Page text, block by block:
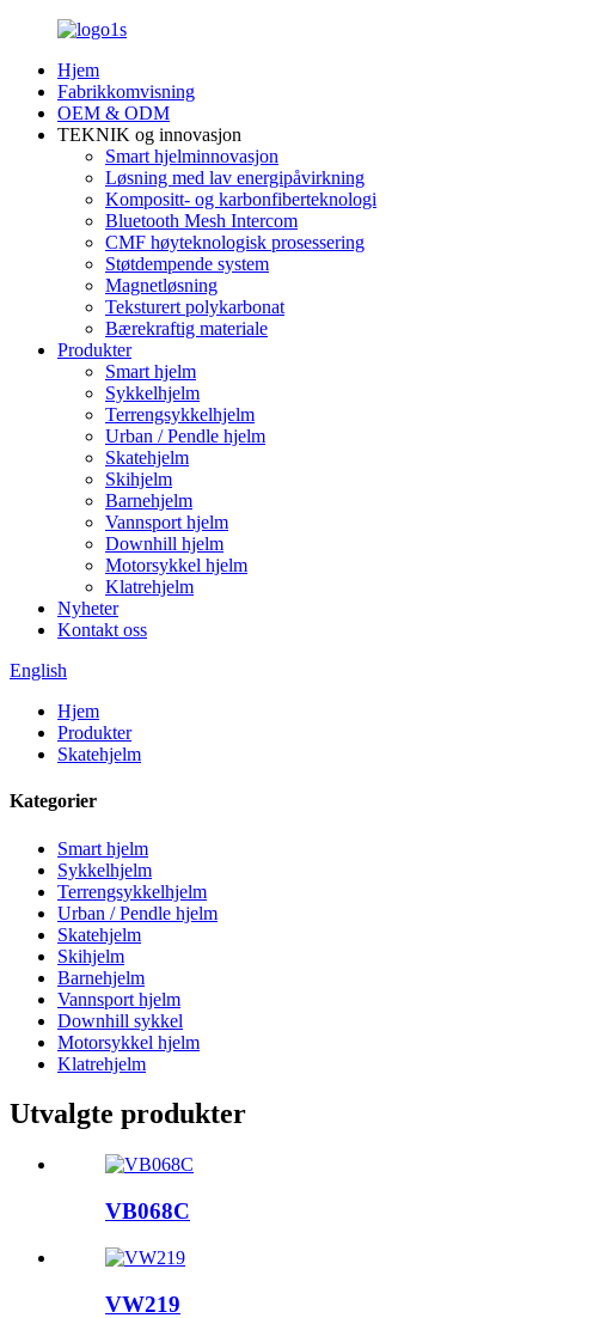
Hjem
Fabrikkomvisning
OEM & ODM
TEKNIK og innovasjon
Smart hjelminnovasjon
Løsning med lav energipåvirkning
Kompositt- og karbonfiberteknologi
Bluetooth Mesh Intercom
CMF høyteknologisk prosessering
Støtdempende system
Magnetløsning
Teksturert polykarbonat
Bærekraftig materiale
Produkter
Smart hjelm
Sykkelhjelm
Terrengsykkelhjelm
Urban / Pendle hjelm
Skatehjelm
Skihjelm
Barnehjelm
Vannsport hjelm
Downhill hjelm
Motorsykkel hjelm
Klatrehjelm
Nyheter
Kontakt oss
English
Hjem
Produkter
Skatehjelm
Kategorier
Smart hjelm
Sykkelhjelm
Terrengsykkelhjelm
Urban / Pendle hjelm
Skatehjelm
Skihjelm
Barnehjelm
Vannsport hjelm
Downhill sykkel
Motorsykkel hjelm
Klatrehjelm
Utvalgte produkter
VB068C
VW219